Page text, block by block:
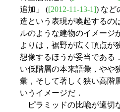
追加」 ([2012-11-13-1]) など
造という表現が喚起するの
ルのような建物のイメージ
よりは，裾野が広く頂点が
想像するほうが妥当である
い低階層の本来語彙，やや
彙，そして著しく狭い高階
いうイメージだ．
ピラミッドの比喩が適切